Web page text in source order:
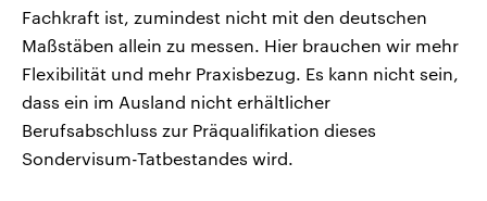
Fachkraft ist, zumindest nicht mit den deutschen
Maßstäben allein zu messen. Hier brauchen wir mehr
Flexibilität und mehr Praxisbezug. Es kann nicht sein,
dass ein im Ausland nicht erhältlicher
Berufsabschluss zur Präqualifikation dieses
Sondervisum-Tatbestandes wird.